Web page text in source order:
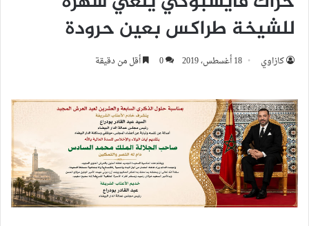
للشيخة طراكس بعين حرودة
كازاوي 18 أغسطس، 2019 0 أقل من دقيقة